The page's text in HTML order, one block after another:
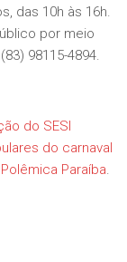
das 10h às 16h.
por meio
98115-4894.
do SESI
do carnaval
Polêmica Paraíba.